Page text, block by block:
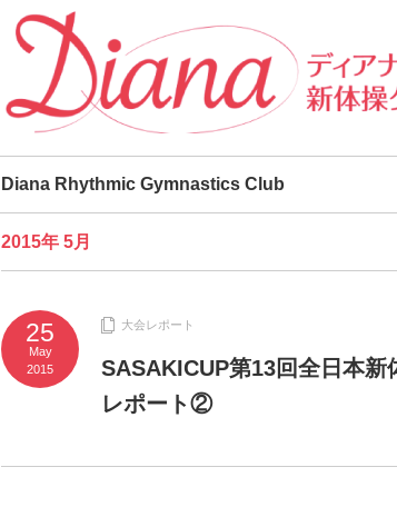
Diana Rhythmic Gymnastics Club
2015年 5月
25
May
2015
大会レポート
SASAKICUP第13回全日本
レポート②